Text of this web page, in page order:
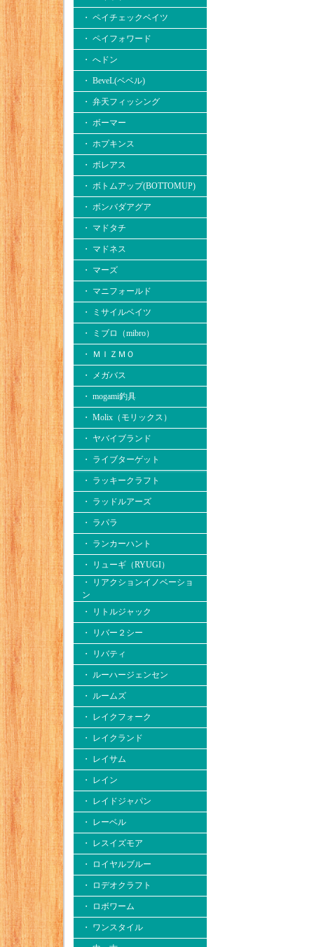
・ ペイチェックベイツ
・ ペイフォワード
・ へドン
・ BeveL(ベベル)
・ 弁天フィッシング
・ ボーマー
・ ホプキンス
・ ボレアス
・ ボトムアップ(BOTTOMUP)
・ ボンバダアグア
・ マドタチ
・ マドネス
・ マーズ
・ マニフォールド
・ ミサイルベイツ
・ ミブロ（mibro）
・ ＭＩＺＭＯ
・ メガバス
・ mogami釣具
・ Molix（モリックス）
・ ヤバイブランド
・ ライブターゲット
・ ラッキークラフト
・ ラッドルアーズ
・ ラパラ
・ ランカーハント
・ リューギ（RYUGI）
・ リアクションイノベーショ
ン
・ リトルジャック
・ リバー２シー
・ リバティ
・ ルーハージェンセン
・ ルームズ
・ レイクフォーク
・ レイクランド
・ レイサム
・ レイン
・ レイドジャパン
・ レーベル
・ レスイズモア
・ ロイヤルブルー
・ ロデオクラフト
・ ロボワーム
・ ワンスタイル